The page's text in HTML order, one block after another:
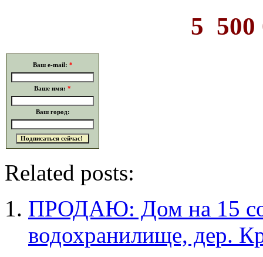
5 500
Ваш e-mail: *
Ваше имя: *
Ваш город:
Related posts:
ПРОДАЮ: Дом на 15
водохранилище, дер.